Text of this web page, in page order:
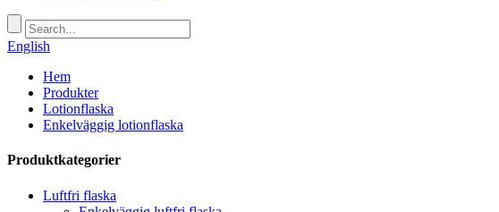
English
Hem
Produkter
Lotionflaska
Enkelväggig lotionflaska
Produktkategorier
Luftfri flaska